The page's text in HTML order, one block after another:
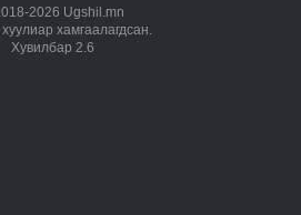
2026 Ugshil.mn
хуулиар хамгаалагдсан.
Хувилбар 2.6